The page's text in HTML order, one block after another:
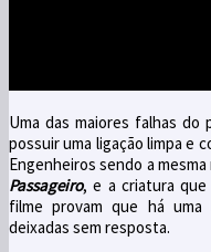
Uma das maiores falhas do
possuir uma ligação limpa e
Engenheiros sendo a
Passageiro, e a criatura
filme provam que há uma
deixadas sem resposta.